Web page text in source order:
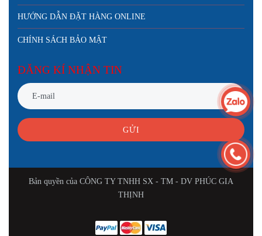
HƯỚNG DẪN ĐẶT HÀNG ONLINE
CHÍNH SÁCH BẢO MẬT
ĐĂNG KÍ NHẬN TIN
GỬI
Bản quyền của CÔNG TY TNHH SX - TM - DV PHÚC GIA
THỊNH